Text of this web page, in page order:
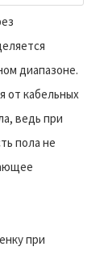
диапазоне.
от кабельных
ведь при
пола не
при